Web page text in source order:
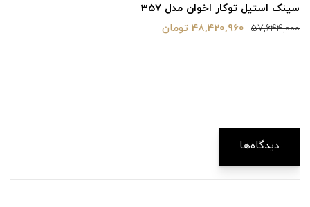
سینک استیل توکار اخوان مدل 357
57,644,000 48,420,960 تومان
دیدگاه‌ها